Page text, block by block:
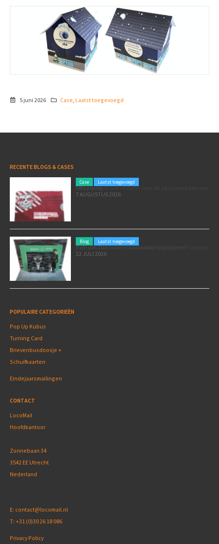
5 juni 2026 Case, Laatst toegevoegd
RECENTE BLOGS & CASES
Case Laatst toegevoegd
Een premium presentatie voor de seizoenskaart van RB Leipzig
7 AUGUSTUS 2026
Blog Laatst toegevoegd
Poleposition voor je marketing: zó zet je de Formule 1 GP van Zandvoort in als marketingmoment
22 JULI 2026
POPULAIRE CATEGORIEËN
Pop Up Kubus
Turning Card
Brievenbusdoosje +
Schuifkaarten
Eindejaarsmailingen
CONTACT
LocoMail
Hoofdkantoor
Zonnebaan 34
3542 EE Utrecht
Nederland
E: contact@locomail.nl
T: +31 (0)30 26 18 086
Privacy Policy